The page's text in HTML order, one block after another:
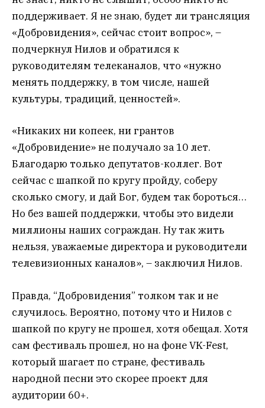
поддерживает. Я не знаю, будет ли трансляция
«Добровидения», сейчас стоит вопрос», –
подчеркнул Нилов и обратился к
руководителям телеканалов, что «нужно
менять поддержку, в том числе, нашей
культуры, традиций, ценностей».
«Никаких ни копеек, ни грантов
«Добровидение» не получало за 10 лет.
Благодарю только депутатов-коллег. Вот
сейчас с шапкой по кругу пройду, соберу
сколько смогу, и дай Бог, будем так бороться…
Но без вашей поддержки, чтобы это видели
миллионы наших сограждан. Ну так жить
нельзя, уважаемые директора и руководители
телевизионных каналов», – заключил Нилов.
Правда, “Добровидения” толком так и не
случилось. Вероятно, потому что и Нилов с
шапкой по кругу не прошел, хотя обещал. Хотя
сам фестиваль прошел, но на фоне VK-Fest,
который шагает по стране, фестиваль
народной песни это скорее проект для
аудитории 60+.